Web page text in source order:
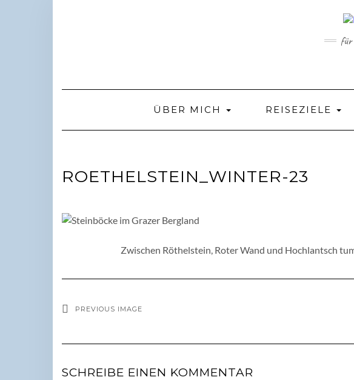
für
ÜBER MICH REISEZIELE
ROETHELSTEIN_WINTER-23
Zwischen Röthelstein, Roter Wand und Hochlantsch
PREVIOUS IMAGE
SCHREIBE EINEN KOMMENTAR